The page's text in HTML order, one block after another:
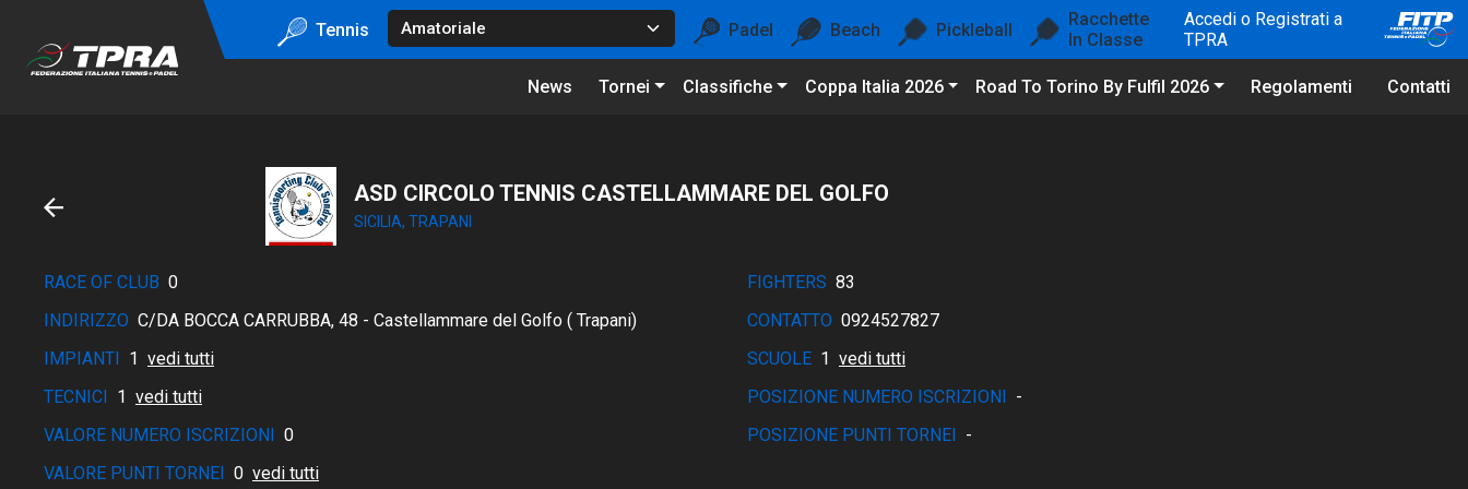
Tennis Padel Beach Pickleball
Racchette
In Classe
Accedi o Registrati a
TPRA
News Tornei Classifiche Coppa Italia 2026 Road To Torino By Fulfil 2026 Regolamenti Contatti
ASD CIRCOLO TENNIS CASTELLAMMARE DEL GOLFO
SICILIA, TRAPANI
RACE OF CLUB 0 FIGHTERS 83
INDIRIZZO C/DA BOCCA CARRUBBA, 48 - Castellammare del Golfo ( Trapani) CONTATTO 0924527827
IMPIANTI 1 vedi tutti SCUOLE 1 vedi tutti
TECNICI 1 vedi tutti POSIZIONE NUMERO ISCRIZIONI -
VALORE NUMERO ISCRIZIONI 0 POSIZIONE PUNTI TORNEI -
VALORE PUNTI TORNEI 0 vedi tutti